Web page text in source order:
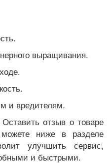
выращивания.
и вредителям.
отзыв о товаре
ниже в разделе
улучшить сервис,
и быстрыми.